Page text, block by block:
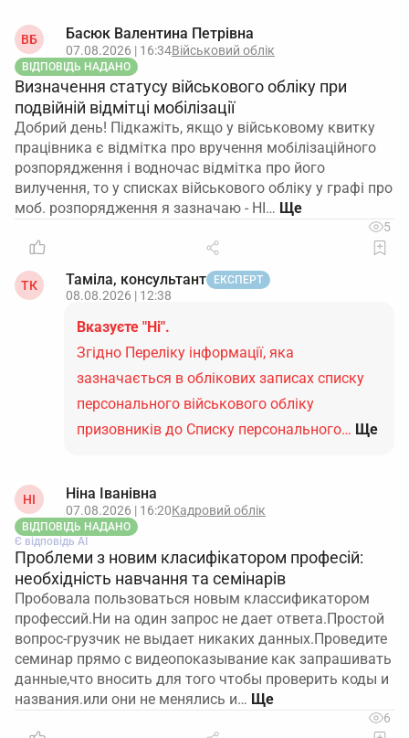
ВБ Басюк Валентина Петрівна
07.08.2026 | 16:34Військовий облік
ВІДПОВІДЬ НАДАНО
Визначення статусу військового обліку при
подвійній відмітці мобілізації
Добрий день! Підкажіть, якщо у військовому квитку
працівника є відмітка про вручення мобілізаційного
розпорядження і водночас відмітка про його
вилучення, то у списках військового обліку у графі про
моб. розпорядження я зазначаю - НІ…
5
ТК Таміла, консультант ЕКСПЕРТ
08.08.2026 | 12:38
Вказуєте "Ні".
Згідно Переліку інформації, яка
зазначається в облікових записах списку
персонального військового обліку
призовників до Списку персонального… Ще
НІ Ніна Іванівна
07.08.2026 | 16:20Кадровий облік
ВІДПОВІДЬ НАДАНО
Є відповідь АІ
Проблеми з новим класифікатором професій:
необхідність навчання та семінарів
Пробовала пользоваться новым классификатором
профессий.Ни на один запрос не дает ответа.Простой
вопрос-грузчик не выдает никаких данных.Проведите
семинар прямо с видеопоказывание как запрашивать
данные,что вносить для того чтобы проверить коды и
названия.или они не менялись и…
6